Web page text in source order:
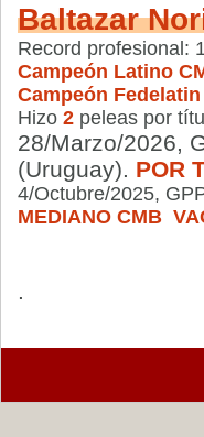
Baltazar
Record profesional:
Campeón Latino
Campeón
Hizo 2 peleas por
28/Marzo/2026,
(Uruguay). POR
4/Octubre/2025,
MEDIANO CMB
.